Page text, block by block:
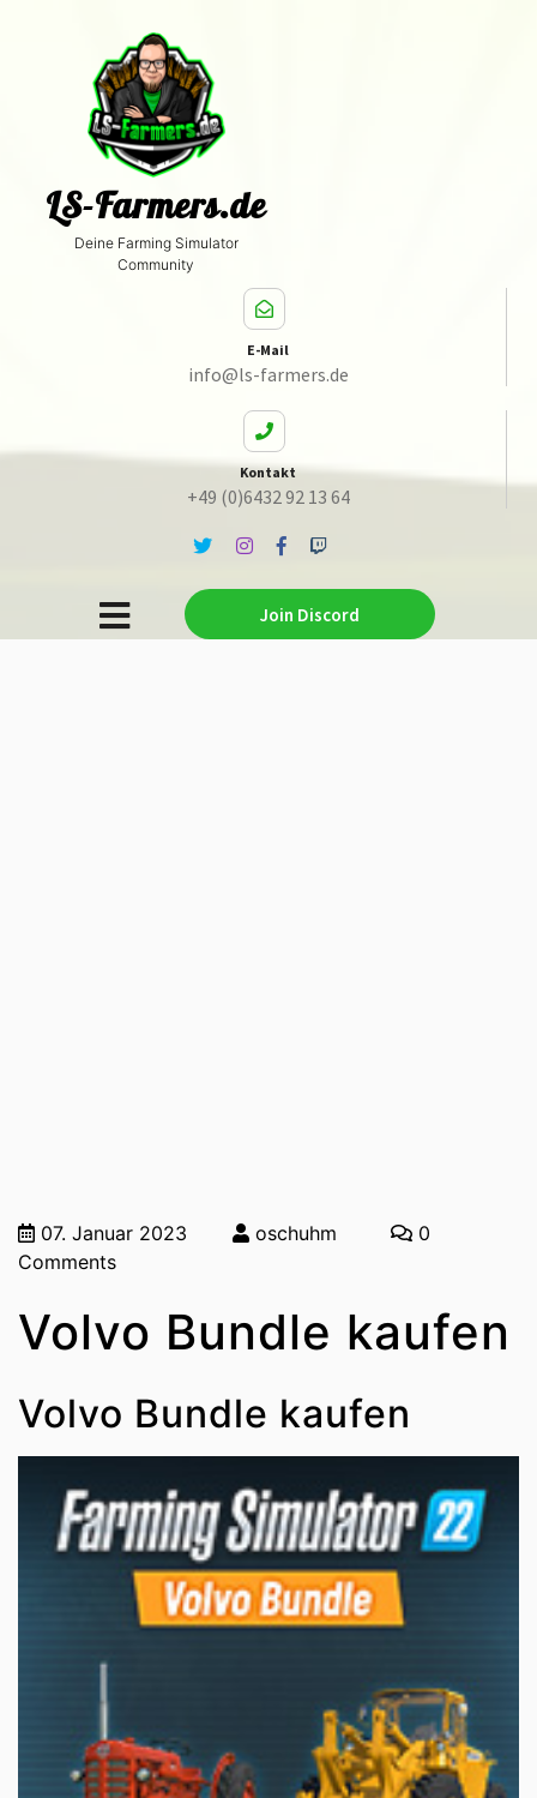
LS-Farmers.de
Deine Farming Simulator
Community
E-Mail
info@ls-farmers.de
Kontakt
+49 (0)6432 92 13 64
Join Discord
07. Januar 2023 oschuhm
0
Comments
Volvo Bundle kaufen
Volvo Bundle kaufen